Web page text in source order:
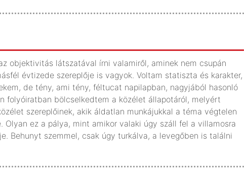
objektivitás látszatával írni valamiről, aminek nem csupán
évtizede szereplője is vagyok. Voltam statiszta és karakter,
de tény, ami tény, féltucat napilapban, nagyjából hasonló
folyóiratban bölcselkedtem a közélet állapotáról, melyért
szereplőinek, akik áldatlan munkájukkal a téma végtelen
Olyan ez a pálya, mint amikor valaki úgy száll fel a villamosra
Behunyt szemmel, csak úgy turkálva, a levegőben is találni